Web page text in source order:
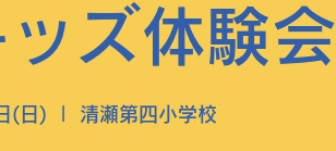
ズ体験会
(日) 清瀬第四小学校